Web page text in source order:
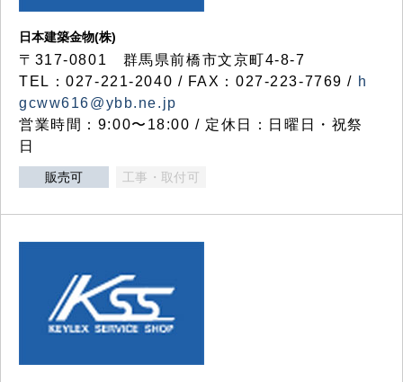
日本建築金物(株)
〒317‐0801 群馬県前橋市文京町4-8-7
TEL：027-221-2040 / FAX：027-223-7769 / h
gcww616@ybb.ne.jp
営業時間：9:00〜18:00 / 定休日：日曜日・祝祭
日
販売可 工事・取付可